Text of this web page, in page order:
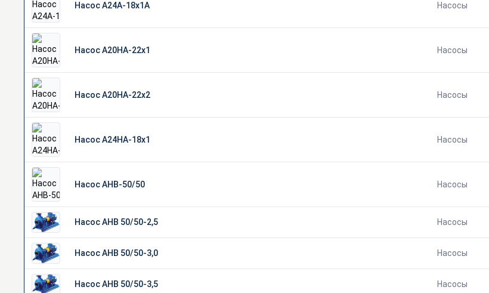
Насос А24А-18х1А Насосы
Насос А20НА-22х1 Насосы
Насос А20НА-22х2 Насосы
Насос А24НА-18х1 Насосы
Насос АНВ-50/50 Насосы
Насос АНВ 50/50-2,5 Насосы
Насос АНВ 50/50-3,0 Насосы
Насос АНВ 50/50-3,5 Насосы